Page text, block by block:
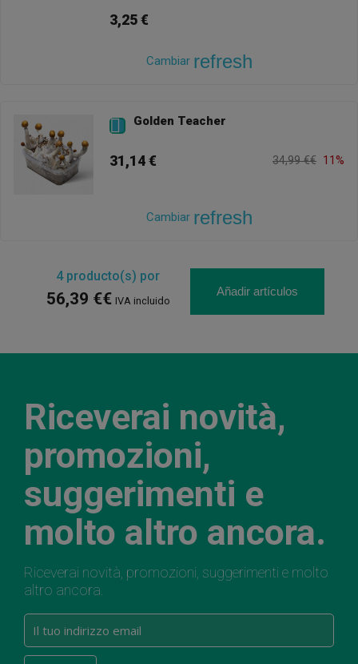
3,25 €
Cambiar refresh
 Golden Teacher
31,14 € 34,99 €€ 11%
Cambiar refresh
4producto(s) por
56,39 €€ IVA incluido
Añadir artículos
Riceverai novità,
promozioni,
suggerimenti e
molto altro ancora.
Riceverai novità, promozioni, suggerimenti e molto
altro ancora.